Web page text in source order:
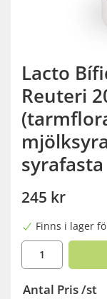
Lacto
Reuteri
245 kr
Finns i lager
Antal Pris /st